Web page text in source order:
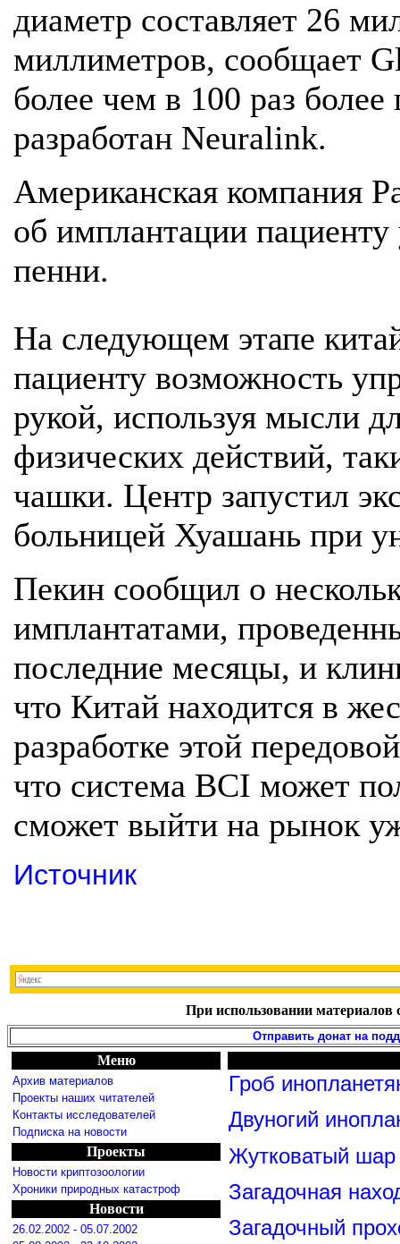
диаметр составляет 26
миллиметров, сообщает
более чем в 100 раз
разработан Neuralink.
Американская компания
об имплантации
пенни.
На следующем этапе
пациенту возможность
рукой, используя мысли
физических действий,
чашки. Центр запустил
больницей Хуашань при
Пекин сообщил о
имплантатами,
последние месяцы, и
что Китай находится в
разработке этой
что система BCI может
сможет выйти на рынок
Источник
При использовании материалов
Отправить донат на
Меню
Архив материалов
Проекты наших читателей
Контакты исследователей
Подписка на новости
Проекты
Новости криптозоологии
Хроники природных катастроф
Новости
26.02.2002 - 05.07.2002
Гроб
Двуногий
Жутковатый шар
Загадочная
Загадочный